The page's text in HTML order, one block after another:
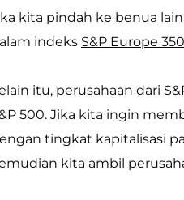
kita pindah ke benua
indeks S&P Europe 350
itu, perusahaan dari
500. Jika kita ingin
tingkat kapitalisasi
kita ambil